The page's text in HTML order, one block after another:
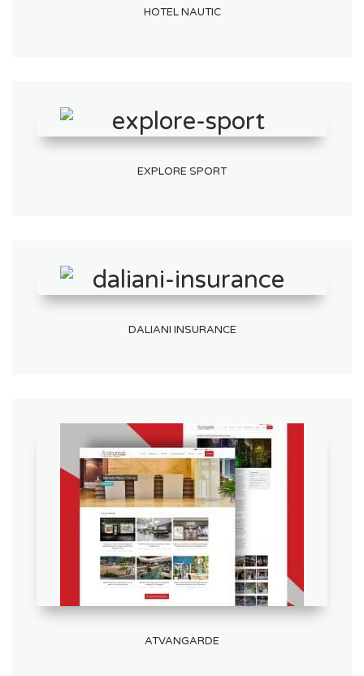
HOTEL NAUTIC
EXPLORE SPORT
DALIANI INSURANCE
ATVANGARDE